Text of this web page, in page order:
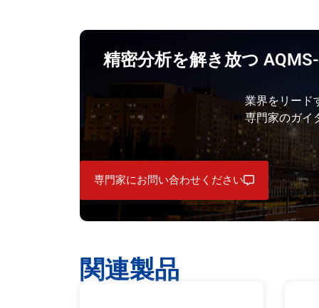
精密分析を解き放つ
業界をリード
専門家のガイ
専門家にお問い合わせください
関連製品